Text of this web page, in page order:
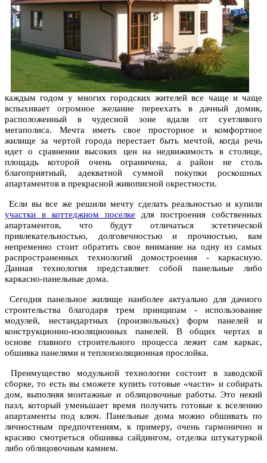
каждым годом у многих городских жителей все чаще и чаще
вспыхивает огромное желание переехать в дачный домик,
расположенный в чудесной зоне вдали от суетливого
мегаполиса. Мечта иметь свое просторное и комфортное
жилище за чертой города перестает быть мечтой, когда речь
идет о сравнении высоких цен на недвижимость в столице,
площадь которой очень ограничена, а район не столь
благоприятный, адекватной суммой покупки роскошных
апартаментов в прекрасной живописной окрестности.
Если вы все же решили мечту сделать реальностью и купили
участки в коттеджном поселке для построения собственных
апартаментов, что будут отличаться эстетической
привлекательностью, долговечностью и прочностью, вам
непременно стоит обратить свое внимание на одну из самых
распространенных технологий домостроения - каркасную.
Данная технология представляет собой панельные либо
каркасно-панельные дома.
Сегодня панельное жилище наиболее актуально для дачного
строительства благодаря трем принципам - использование
модулей, нестандартных (произвольных) форм панелей и
конструкционно-изоляционных панелей. В общих чертах в
основе главного строительного процесса лежит сам каркас,
обшивка панелями и теплоизоляционная прослойка.
Преимущество модульной технологии состоит в заводской
сборке, то есть вы сможете купить готовые «части» и собирать
дом, выполняя монтажные и облицовочные работы. Это некий
пазл, который уменьшает время получить готовые к вселению
апартаменты под ключ. Панельные дома можно обшивать по
личностным предпочтениям, к примеру, очень гармонично и
красиво смотреться обшивка сайдингом, отделка штукатуркой
либо облицовочным камнем.